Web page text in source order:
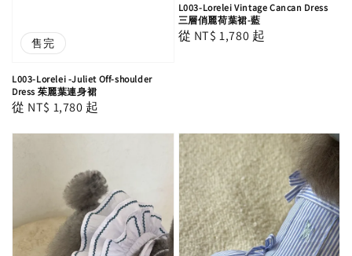
售完
L003-Lorelei -Juliet Off-shoulder
Dress 茱麗葉連身裙
Regular
從 NT$ 1,780 起
L003-Lorelei Vintage Cancan Dress
三層俏麗荷葉裙-藍
Regular
從 NT$ 1,780 起